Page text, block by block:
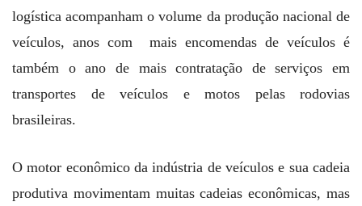
logística acompanham o volume da produção nacional de
veículos, anos com mais encomendas de veículos é
também o ano de mais contratação de serviços em
transportes de veículos e motos pelas rodovias
brasileiras.
O motor econômico da indústria de veículos e sua cadeia
produtiva movimentam muitas cadeias econômicas, mas